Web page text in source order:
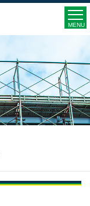
MENU